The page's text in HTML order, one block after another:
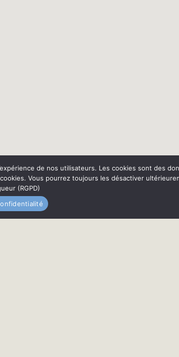
de nos utilisateurs. Les cookies sont des
Vous pourrez toujours les désactiver
(RGPD)